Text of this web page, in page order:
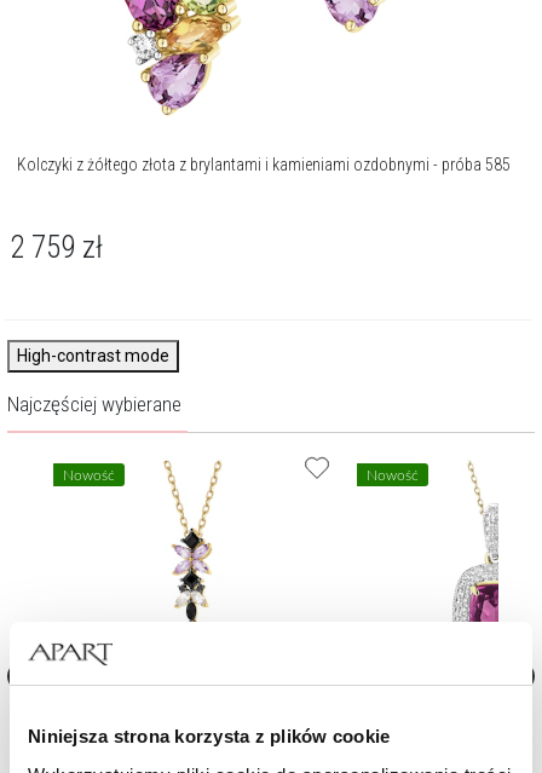
Niniejsza strona korzysta z plików cookie
Kolczyki z żółtego złota z brylantami i kamieniami ozdobnymi - próba 585
2 759 zł
High-contrast mode
Najczęściej wybierane
Nowość
kamieniami ozdobnymi - próba 585
Nowość
rodolitem - próba 585